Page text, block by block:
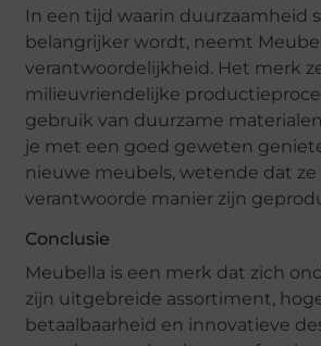
In een tijd waarin duurzaamheid
belangrijker wordt, neemt
verantwoordelijkheid. Het merk
milieuvriendelijke
gebruik van duurzame
je met een goed geweten
nieuwe meubels, wetende dat ze
verantwoorde manier zijn
Conclusie
Meubella is een merk dat zich
zijn uitgebreide assortiment,
betaalbaarheid en innovatieve